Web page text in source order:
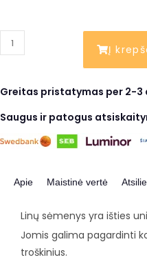
Į
Greitas pristatymas per 2-3
Saugus ir patogus
Apie Maistinė vertė
Linų sėmenys yra išties
Jomis galima pagardinti
troškinius.